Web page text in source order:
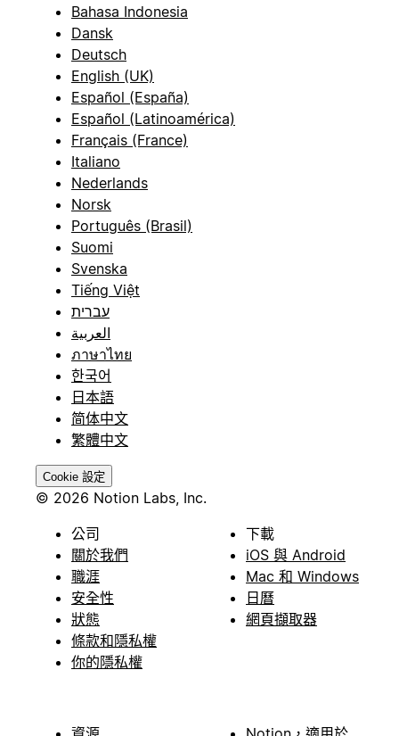
Bahasa Indonesia
Dansk
Deutsch
English (UK)
Español (España)
Español (Latinoamérica)
Français (France)
Italiano
Nederlands
Norsk
Português (Brasil)
Suomi
Svenska
Tiếng Việt
עברית
العربية
ภาษาไทย
한국어
日本語
简体中文
繁體中文
Cookie 設定
© 2026 Notion Labs, Inc.
公司
關於我們
職涯
安全性
狀態
條款和隱私權
你的隱私權
下載
iOS 與 Android
Mac 和 Windows
日曆
網頁擷取器